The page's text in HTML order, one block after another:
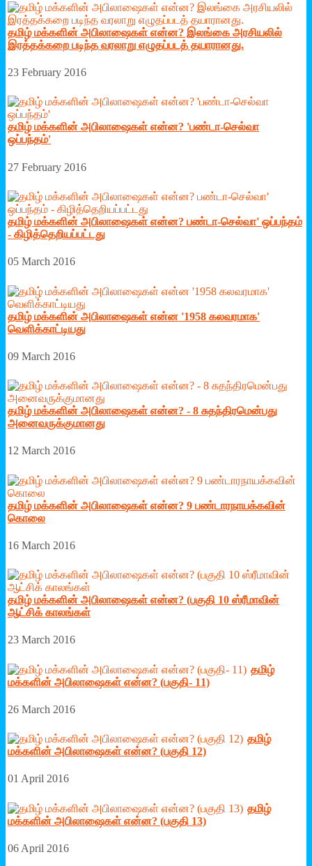
தமிழ் மக்களின் அபிலாஷைகள் என்ன? இலங்கை அரசியலில்
இரத்தக்கறை படிந்த வரலாறு எழுதப்படத் தயாரானது.
23 February 2016
தமிழ் மக்களின் அபிலாஷைகள் என்ன? 'பண்டா-செல்வா
ஒப்பந்தம்'
27 February 2016
தமிழ் மக்களின் அபிலாஷைகள் என்ன? பண்டா-செல்வா' ஒப்பந்தம்
- கிழித்தெறியப்பட்டது
05 March 2016
தமிழ் மக்களின் அபிலாஷைகள் என்ன '1958 கலவரமாக'
வெளிக்காட்டியது
09 March 2016
தமிழ் மக்களின் அபிலாஷைகள் என்ன? - 8 சுதந்திரமென்பது
அனைவருக்குமானது
12 March 2016
தமிழ் மக்களின் அபிலாஷைகள் என்ன? 9 பண்டாரநாயக்கவின்
கொலை
16 March 2016
தமிழ் மக்களின் அபிலாஷைகள் என்ன? (பகுதி 10 ஸ்ரீமாவின்
ஆட்சிக் காலங்கள்
23 March 2016
தமிழ்
மக்களின் அபிலாஷைகள் என்ன? (பகுதி- 11)
26 March 2016
தமிழ்
மக்களின் அபிலாஷைகள் என்ன? (பகுதி 12)
01 April 2016
தமிழ்
மக்களின் அபிலாஷைகள் என்ன? (பகுதி 13)
06 April 2016